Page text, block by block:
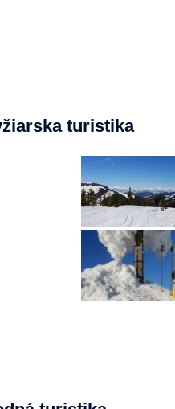
turistika